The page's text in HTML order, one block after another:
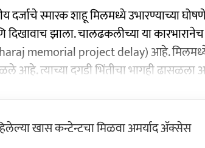
दर्जाचे स्मारक शाहू मिलमध्ये उभारण्याच्या
झाला. चालढकलीच्या या
memorial project delay) आहे.
आहे. त्याच्या दगडी भिंतीचा भागही ढासळला
खास कन्टेन्टचा मिळवा अमर्याद ॲक्सेस